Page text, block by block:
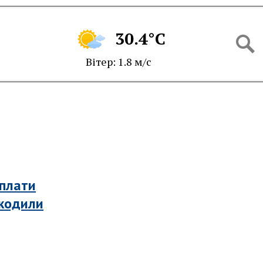
30.4°C
Вітер: 1.8 м/с